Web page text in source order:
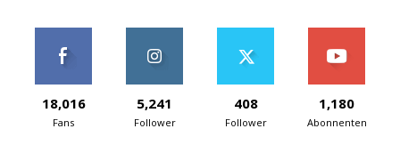
18,016
Fans
5,241
Follower
408
Follower
1,180
Abonnenten